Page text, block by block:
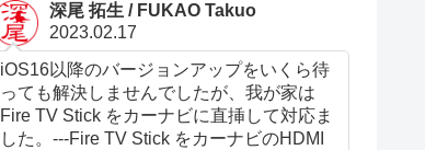
深尾 拓生 / FUKAO Takuo
2023.02.17
iOS16以降のバージョンアップをいくら待
っても解決しませんでしたが、我が家は
Fire TV Stick をカーナビに直挿して対応ま
した。---Fire TV Stick をカーナビのHDMI